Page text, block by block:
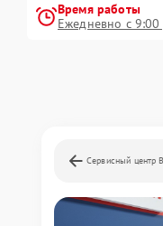
Время работы
Ежедневно с
Сервисный центр